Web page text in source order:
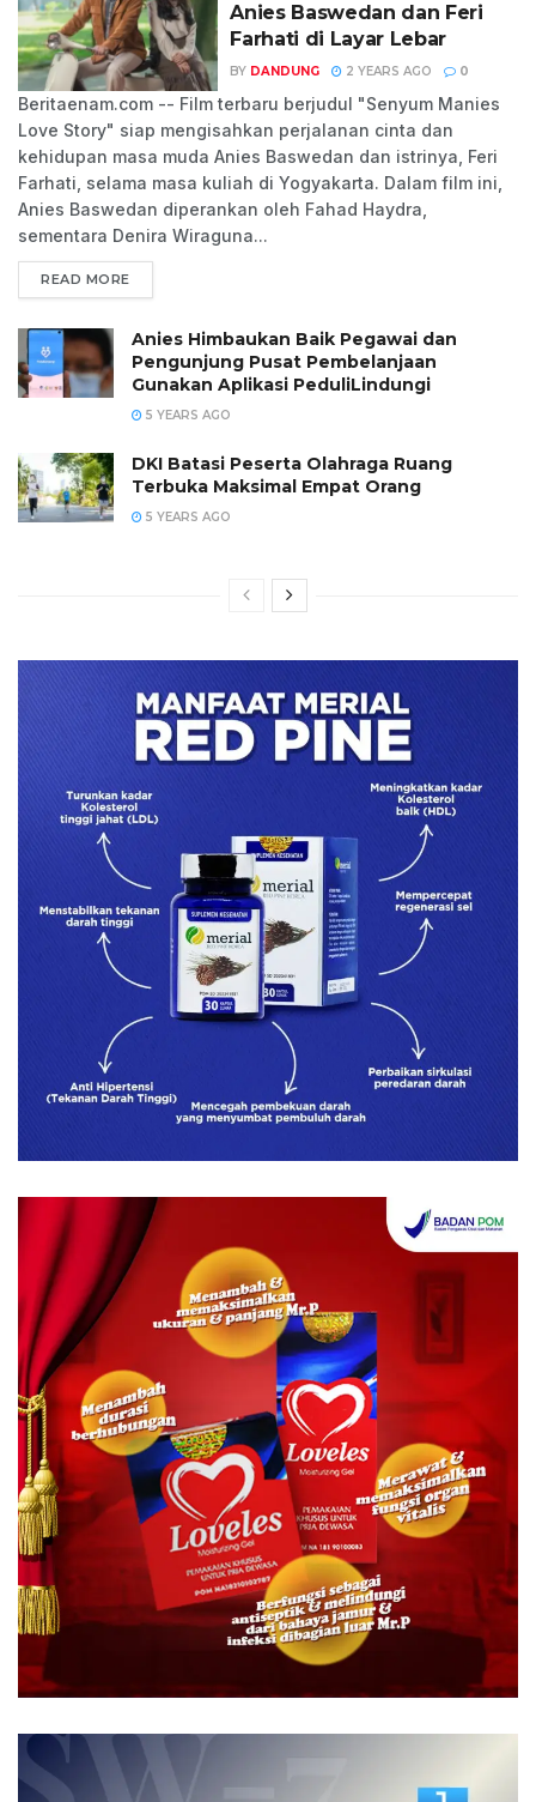
Anies Baswedan dan Feri
Farhati di Layar Lebar
BY DANDUNG 2 YEARS AGO 0
Beritaenam.com -- Film terbaru berjudul "Senyum Manies
Love Story" siap mengisahkan perjalanan cinta dan
kehidupan masa muda Anies Baswedan dan istrinya, Feri
Farhati, selama masa kuliah di Yogyakarta. Dalam film ini,
Anies Baswedan diperankan oleh Fahad Haydra,
sementara Denira Wiraguna...
READ MORE
Anies Himbaukan Baik Pegawai dan
Pengunjung Pusat Pembelanjaan
Gunakan Aplikasi PeduliLindungi
5 YEARS AGO
DKI Batasi Peserta Olahraga Ruang
Terbuka Maksimal Empat Orang
5 YEARS AGO